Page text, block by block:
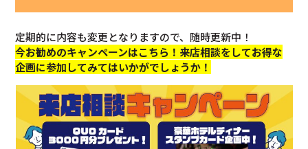
定期的に内容も変更となりますので、随時更新中！
今お勧めのキャンペーンはこちら！来店相談をしてお得な
企画に参加してみてはいかがでしょうか！